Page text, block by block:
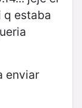
q estaba
enviar